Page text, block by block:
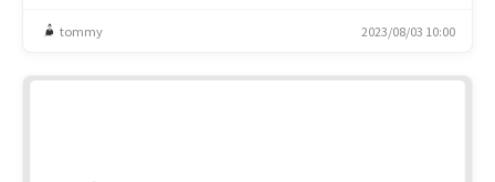
tommy 2023/08/03 10:00